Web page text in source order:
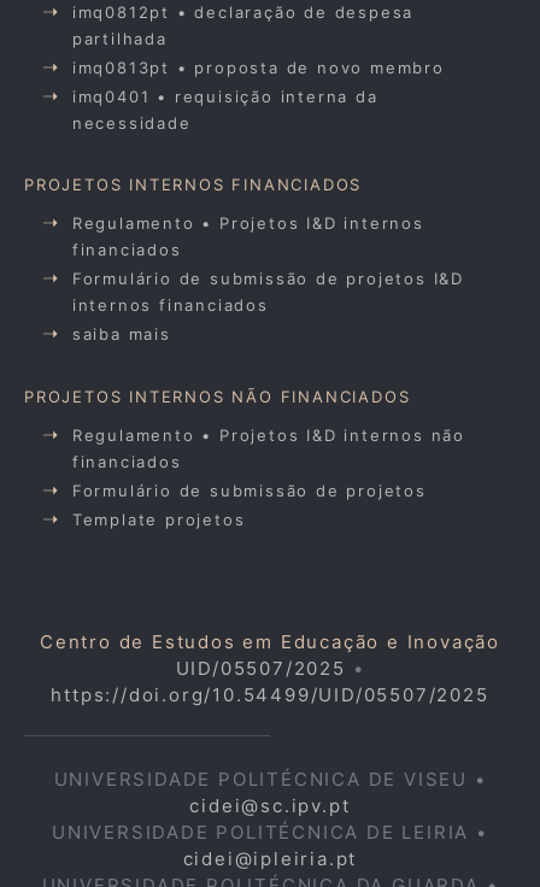
imq0812pt • declaração de despesa
partilhada
imq0813pt • proposta de novo membro
imq0401 • requisição interna da
necessidade
PROJETOS INTERNOS FINANCIADOS
Regulamento • Projetos I&D internos
financiados
Formulário de submissão de projetos I&D
internos financiados
saiba mais
PROJETOS INTERNOS NÃO FINANCIADOS
Regulamento • Projetos I&D internos não
financiados
Formulário de submissão de projetos
Template projetos
Centro de Estudos em Educação e Inovação
UID/05507/2025 •
https://doi.org/10.54499/UID/05507/2025
UNIVERSIDADE POLITÉCNICA DE VISEU •
cidei@sc.ipv.pt
UNIVERSIDADE POLITÉCNICA DE LEIRIA •
cidei@ipleiria.pt